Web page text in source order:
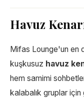
Havuz
Mifas Lounge'un en
kuşkusuz havuz
hem samimi
kalabalık gruplar